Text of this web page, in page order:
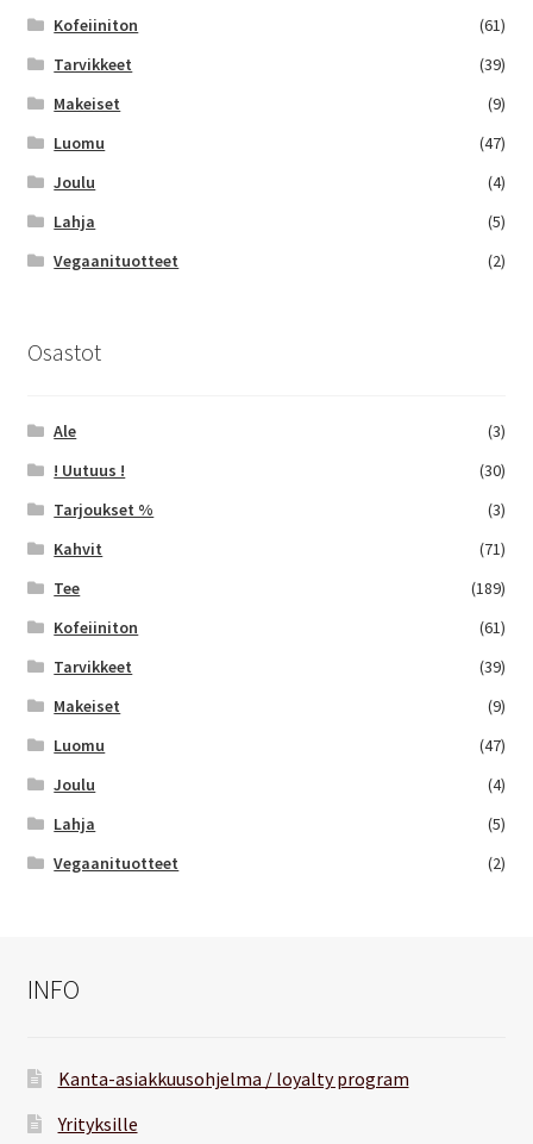
Kofeiiniton
(61)
Tarvikkeet
(39)
Makeiset
(9)
Luomu
(47)
Joulu
(4)
Lahja
(5)
Vegaanituotteet
(2)
Osastot
Ale
(3)
! Uutuus !
(30)
Tarjoukset %
(3)
Kahvit
(71)
Tee
(189)
Kofeiiniton
(61)
Tarvikkeet
(39)
Makeiset
(9)
Luomu
(47)
Joulu
(4)
Lahja
(5)
Vegaanituotteet
(2)
INFO
Kanta-asiakkuusohjelma / loyalty program
Yrityksille